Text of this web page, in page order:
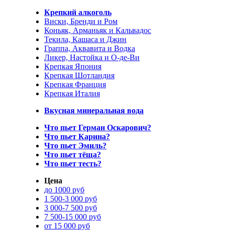
Крепкий алкоголь
Виски, Бренди и Ром
Коньяк, Арманьяк и Кальвадос
Текила, Кашаса и Джин
Граппа, Аквавита и Водка
Ликер, Настойка и О-де-Ви
Крепкая Япония
Крепкая Шотландия
Крепкая Франция
Крепкая Италия
Вкусная минеральная вода
Что пьет Герман Оскарович?
Что пьет Карина?
Что пьет Эмиль?
Что пьет тёща?
Что пьет тесть?
Цена
до 1000 руб
1 500-3 000 руб
3 000-7 500 руб
7 500-15 000 руб
от 15 000 руб